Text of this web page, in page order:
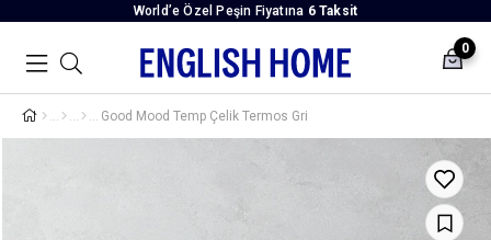
World’e Özel Peşin Fiyatına 6 Taksit
0
Good Mood Temp Çelik Termos Gri